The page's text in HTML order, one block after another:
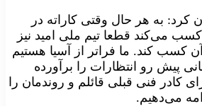
کرد: به هر حال وقتی کاراته در
کسب می‌کند قطعا تیم ملی امید نیز
آن کسب کند. ما فراتر از آسیا هستیم
پیش رو انتظارات را برآورده
کادر فنی قبلی قائلم و روندمان را
می‌دهیم.